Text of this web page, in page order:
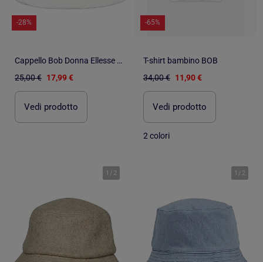
-28%
Cappello Bob Donna Ellesse in Sherpa
25,00 € 17,99 €
Vedi prodotto
-65%
T-shirt bambino BOB
34,00 € 11,90 €
Vedi prodotto
2 colori
1 / 2 1 / 2